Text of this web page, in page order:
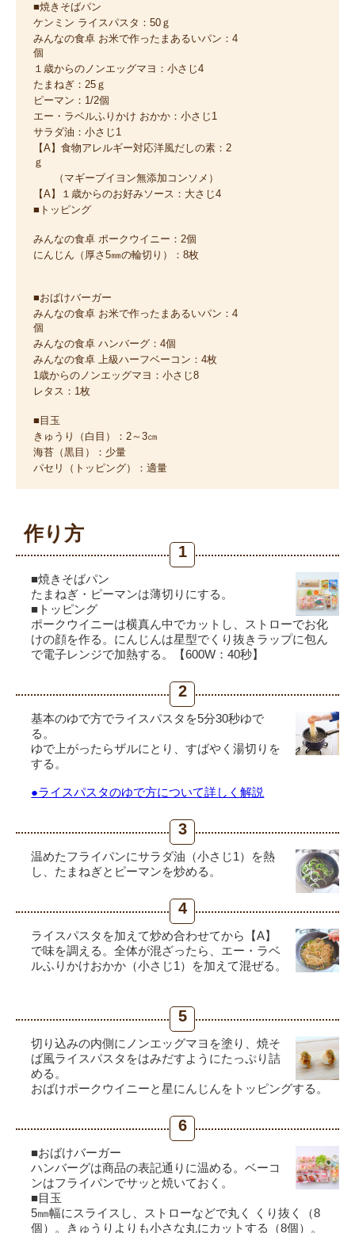
■焼きそばパン
ケンミン ライスパスタ：50ｇ
みんなの食卓 お米で作ったまあるいパン：4
個
１歳からのノンエッグマヨ：小さじ4
たまねぎ：25ｇ
ピーマン：1/2個
エー・ラベルふりかけ おかか：小さじ1
サラダ油：小さじ1
【A】食物アレルギー対応洋風だしの素：2
ｇ
（マギーブイヨン無添加コンソメ）
【A】１歳からのお好みソース：大さじ4
■トッピング
みんなの食卓 ポークウイニー：2個
にんじん（厚さ5㎜の輪切り）：8枚
■おばけバーガー
みんなの食卓 お米で作ったまあるいパン：4
個
みんなの食卓 ハンバーグ：4個
みんなの食卓 上級ハーフベーコン：4枚
1歳からのノンエッグマヨ：小さじ8
レタス：1枚
■目玉
きゅうり（白目）：2～3㎝
海苔（黒目）：少量
パセリ（トッピング）：適量
作り方
1
■焼きそばパン
たまねぎ・ピーマンは薄切りにする。
■トッピング
ポークウイニーは横真ん中でカットし、ストローでお化
けの顔を作る。にんじんは星型でくり抜きラップに包ん
で電子レンジで加熱する。【600W：40秒】
2
基本のゆで方でライスパスタを5分30秒ゆで
る。
ゆで上がったらザルにとり、すばやく湯切りを
する。
●ライスパスタのゆで方について詳しく解説
3
温めたフライパンにサラダ油（小さじ1）を熱
し、たまねぎとピーマンを炒める。
4
ライスパスタを加えて炒め合わせてから【A】
で味を調える。全体が混ざったら、エー・ラベ
ルふりかけおかか（小さじ1）を加えて混ぜる。
5
切り込みの内側にノンエッグマヨを塗り、焼そ
ば風ライスパスタをはみだすようにたっぷり詰
める。
おばけポークウイニーと星にんじんをトッピングする。
6
■おばけバーガー
ハンバーグは商品の表記通りに温める。ベーコ
ンはフライパンでサッと焼いておく。
■目玉
5㎜幅にスライスし、ストローなどで丸く くり抜く（8
個）。きゅうりよりも小さな丸にカットする（8個）。